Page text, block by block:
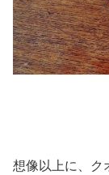
想像以上に、ク